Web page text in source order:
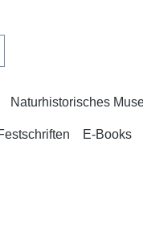
Naturhistorisches
E-Books